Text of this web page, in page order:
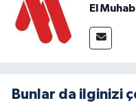
El
Bunlar da ilginizi